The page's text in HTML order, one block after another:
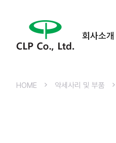
회사소개
HOME 악세사리 및 부품